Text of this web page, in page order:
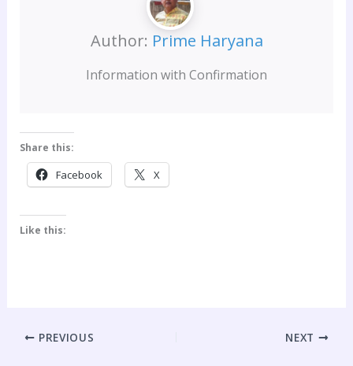
Author: Prime Haryana
Information with Confirmation
Share this:
Facebook X
Like this:
PREVIOUS NEXT